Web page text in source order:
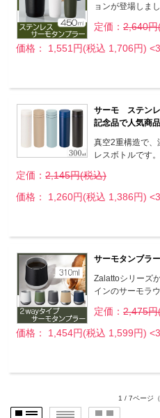
ョンが登場しまし
定価： 2,640
価格： 1,551円(税込 1,706円)
サーモ ステン
記念品で人気商品
真空2重構造で、
レスボトルです。
定価： 2,145円(税込)
価格： 1,260円(税込 1,386円)
サーモタンブラ
Zalattoシリーズ
インのサーモラ
定価： 2,475
価格： 1,454円(税込 1,599円)
1 / 7ページ